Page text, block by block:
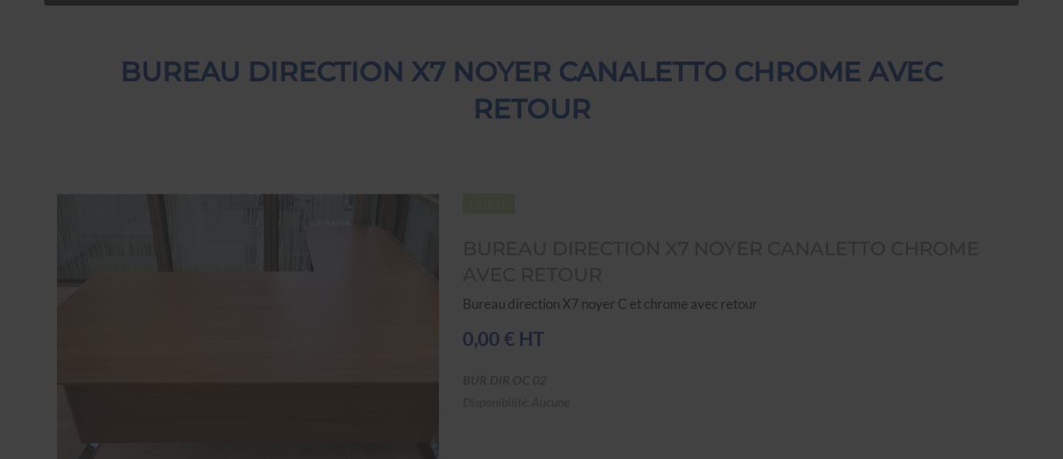
BUREAU DIRECTION X7 NOYER CANALETTO CHROME AVEC
RETOUR
Bureau direction X7 noyer C et chrome avec retour
0,00 € HT